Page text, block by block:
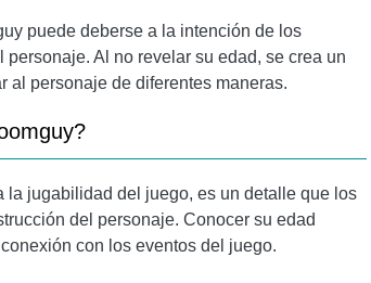
puede deberse a la intención de los
Al no revelar su edad, se crea un
al personaje de diferentes maneras.
la jugabilidad del juego, es un detalle que los
del personaje. Conocer su edad
con los eventos del juego.